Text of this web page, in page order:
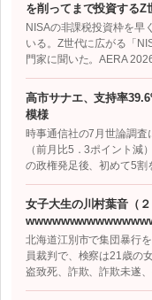
を削ってまで投資するZ
NISAの非課税投資枠を早
いる。Z世代に広がる「
門家に聞いた。AERA
高市サナエ、支持率
模様
時事通信社の7月世論調査
（前月比5．3ポイント減
の政権発足後、初めて5割
女子大生の川村葉音（
北海道江別市で集団暴行
員裁判で、検察は21歳の
盗致死、詐欺、詐欺未遂